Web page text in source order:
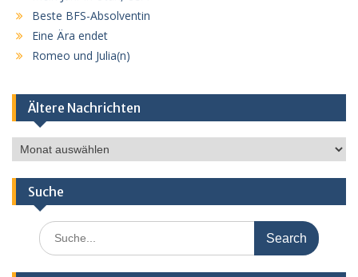
Beste BFS-Absolventin
Eine Ära endet
Romeo und Julia(n)
Ältere Nachrichten
Ältere
Nachrichten
Suche
Search
for: